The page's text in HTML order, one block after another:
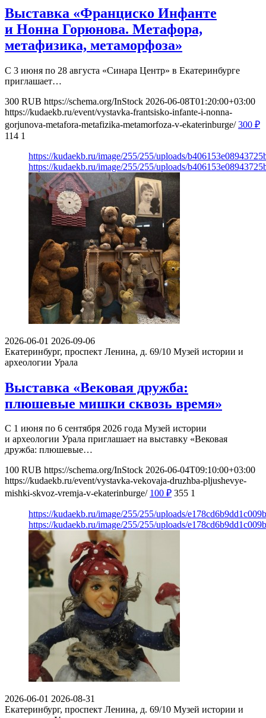
Выставка «Франциско Инфанте
и Нонна Горюнова. Метафора,
метафизика, метаморфоза»
С 3 июня по 28 августа «Синара Центр» в Екатеринбурге
приглашает…
300 RUB https://schema.org/InStock 2026-06-08T01:20:00+03:00
https://kudaekb.ru/event/vystavka-frantsisko-infante-i-nonna-
gorjunova-metafora-metafizika-metamorfoza-v-ekaterinburge/ 300 ₽
114 1
https://kudaekb.ru/image/255/255/uploads/
https://kudaekb.ru/image/255/255/uploads/
2026-06-01 2026-09-06
Екатеринбург, проспект Ленина, д. 69/10 Музей истории и
археологии Урала
Выставка «Вековая дружба:
плюшевые мишки сквозь время»
С 1 июня по 6 сентября 2026 года Музей истории
и археологии Урала приглашает на выставку «Вековая
дружба: плюшевые…
100 RUB https://schema.org/InStock 2026-06-04T09:10:00+03:00
https://kudaekb.ru/event/vystavka-vekovaja-druzhba-pljushevye-
mishki-skvoz-vremja-v-ekaterinburge/ 100 ₽ 355 1
https://kudaekb.ru/image/255/255/uploads/
https://kudaekb.ru/image/255/255/uploads/
2026-06-01 2026-08-31
Екатеринбург, проспект Ленина, д. 69/10 Музей истории и